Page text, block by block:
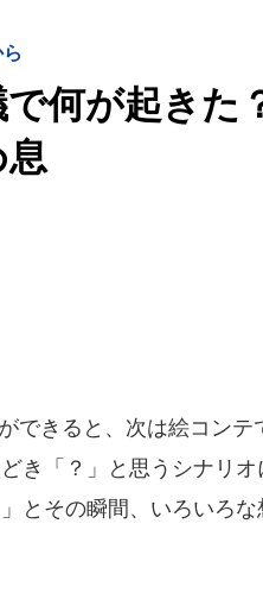
で何が起き
息
できると、次は絵コン
き「？」と思うシナリ
とその瞬間、いろいろ